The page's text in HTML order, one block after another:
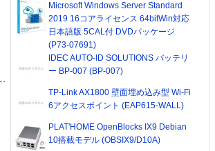
Microsoft Windows Server Standard
2019 16コアライセンス 64bitWin対応
日本語版 5CAL付 DVDパッケージ
(P73-07691)
IDEC AUTO-ID SOLUTIONS バッテリ
ー BP-007 (BP-007)
TP-Link AX1800 壁面埋め込み型 Wi-Fi
6アクセスポイント (EAP615-WALL)
PLAT'HOME OpenBlocks IX9 Debian
10搭載モデル (OBSIX9/D10A)